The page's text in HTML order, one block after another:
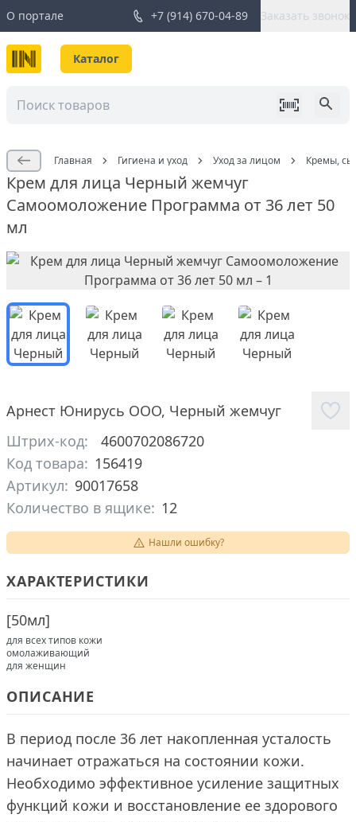
О портале +7 (914) 670-04-89 Заказать звонок
Каталог
Главная Гигиена и уход Уход за лицом Кремы,
Крем для лица Черный жемчуг
Самоомоложение Программа от 36 лет 50
мл
Арнест Юнирусь ООО, Черный жемчуг
Штрих-код:
4600702086720
Код товара: 156419
Артикул: 90017658
Количество в ящике: 12
Нашли ошибку?
ХАРАКТЕРИСТИКИ
[50мл]
для всех типов кожи
омолаживающий
для женщин
ОПИСАНИЕ
В период после 36 лет накопленная усталость
начинает отражаться на состоянии кожи.
Необходимо эффективное усиление защитных
функций кожи и восстановление ее здорового